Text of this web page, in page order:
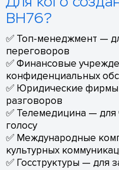
BH76?
✅ Топ-менеджмент —
переговоров
✅ Финансовые
конфиденциальных
✅ Юридические
разговоров
✅ Телемедицина — для
голосу
✅ Международные
культурных
✅ Госструктуры —